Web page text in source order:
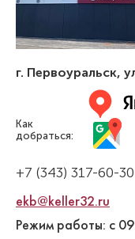
г. Первоуральск,
Как
добраться:
+7 (343) 317-60-30
ekb@keller32.ru
Режим работы: с